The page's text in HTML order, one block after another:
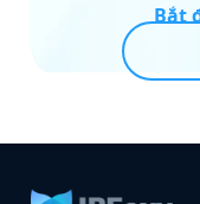
Bắt